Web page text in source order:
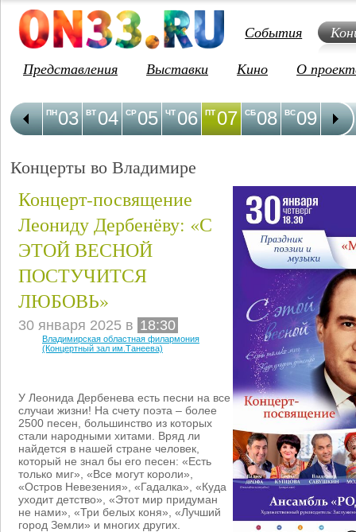
События
Представления
Выставки Кино О
03
ПН 04
ВТ 05
СР 06
ЧТ 07
ПТ 08
СБ 09
ВС 10
ПН
Концерты во Владимире
Концерт-посвящение
Леониду Дербенёву: «С
ЭТОЙ ВЕСНОЙ
ПОСТУЧИТСЯ
ЛЮБОВЬ»
30 января 2025 в 18:30
Владимирская областная филармония
(Концертный зал им.Танеева)
У Леонида Дербенева есть песни на все
случаи жизни! На счету поэта – более
2500 песен, большинство из которых
стали народными хитами. Вряд ли
найдется в нашей стране человек,
который не знал бы его песен: «Есть
только миг», «Все могут короли»,
«Остров Невезения», «Гадалка», «Куда
уходит детство», «Этот мир придуман
не нами», «Три белых коня», «Лучший
город Земли» и многих других.